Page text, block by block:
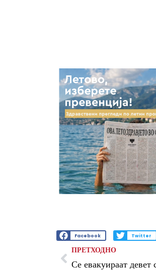
Facebook Twitter
ПРЕТХОДНО